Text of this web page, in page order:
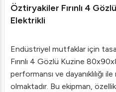
Öztiryakiler Fırınlı 4
Elektrikli
Endüstriyel mutfaklar için
Fırınlı 4 Gözlü Kuzine
performansı ve dayanıklılığı
olmaktadır. Bu ekipman,